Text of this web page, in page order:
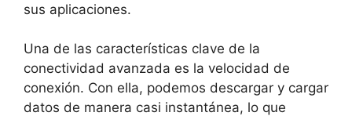
sus aplicaciones.
Una de las‌ características clave de‌ la
conectividad​ avanzada es ‌la velocidad de
conexión. Con ella, podemos descargar y cargar
datos de⁢ manera casi instantánea, lo que